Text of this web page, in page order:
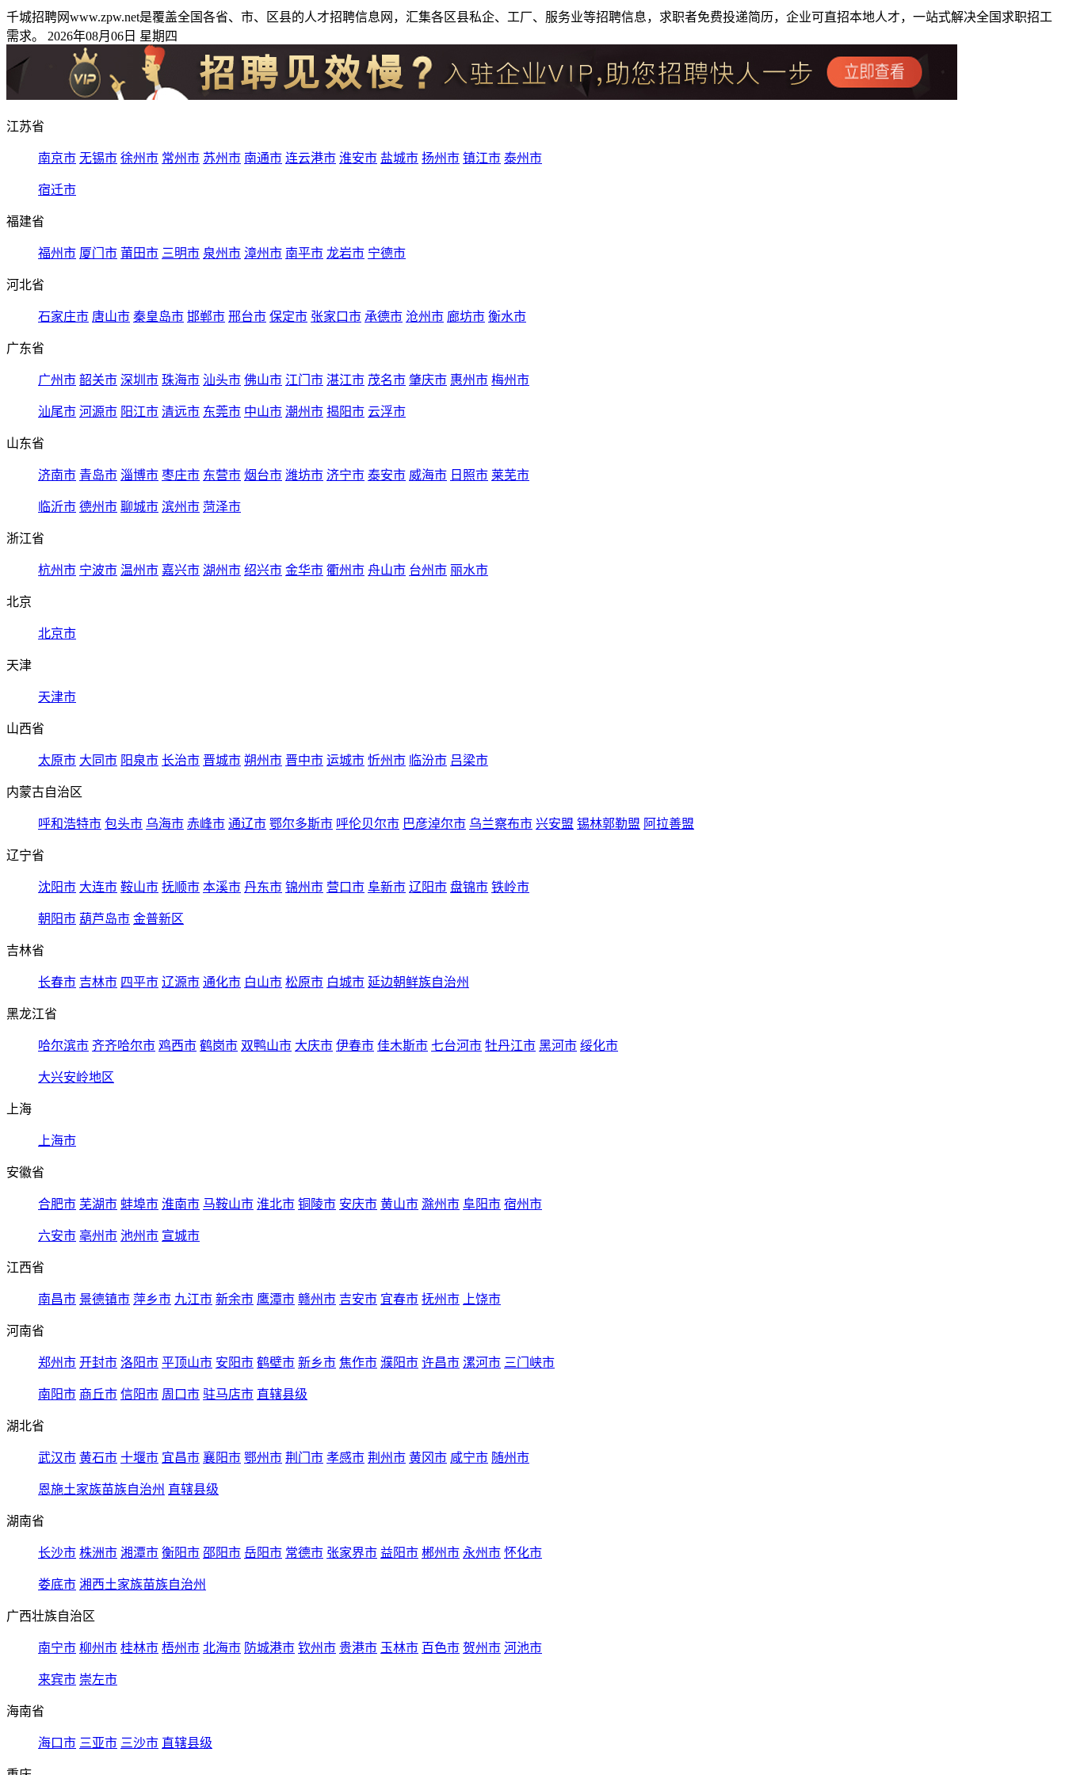
千城招聘网www.zpw.net是覆盖全国各省、市、区县的人才招聘信息网，汇集各区县私企、工厂、服务业等招聘信息，求职者免费投递简历，企业可直招本地人才，一站式解决全国求职招工
需求。 2026年08月06日 星期四
江苏省
南京市 无锡市 徐州市 常州市 苏州市 南通市 连云港市 淮安市 盐城市 扬州市 镇江市 泰州市
宿迁市
福建省
福州市 厦门市 莆田市 三明市 泉州市 漳州市 南平市 龙岩市 宁德市
河北省
石家庄市 唐山市 秦皇岛市 邯郸市 邢台市 保定市 张家口市 承德市 沧州市 廊坊市 衡水市
广东省
广州市 韶关市 深圳市 珠海市 汕头市 佛山市 江门市 湛江市 茂名市 肇庆市 惠州市 梅州市
汕尾市 河源市 阳江市 清远市 东莞市 中山市 潮州市 揭阳市 云浮市
山东省
济南市 青岛市 淄博市 枣庄市 东营市 烟台市 潍坊市 济宁市 泰安市 威海市 日照市 莱芜市
临沂市 德州市 聊城市 滨州市 菏泽市
浙江省
杭州市 宁波市 温州市 嘉兴市 湖州市 绍兴市 金华市 衢州市 舟山市 台州市 丽水市
北京
北京市
天津
天津市
山西省
太原市 大同市 阳泉市 长治市 晋城市 朔州市 晋中市 运城市 忻州市 临汾市 吕梁市
内蒙古自治区
呼和浩特市 包头市 乌海市 赤峰市 通辽市 鄂尔多斯市 呼伦贝尔市 巴彦淖尔市 乌兰察布市 兴安盟 锡林郭勒盟 阿拉善盟
辽宁省
沈阳市 大连市 鞍山市 抚顺市 本溪市 丹东市 锦州市 营口市 阜新市 辽阳市 盘锦市 铁岭市
朝阳市 葫芦岛市 金普新区
吉林省
长春市 吉林市 四平市 辽源市 通化市 白山市 松原市 白城市 延边朝鲜族自治州
黑龙江省
哈尔滨市 齐齐哈尔市 鸡西市 鹤岗市 双鸭山市 大庆市 伊春市 佳木斯市 七台河市 牡丹江市 黑河市 绥化市
大兴安岭地区
上海
上海市
安徽省
合肥市 芜湖市 蚌埠市 淮南市 马鞍山市 淮北市 铜陵市 安庆市 黄山市 滁州市 阜阳市 宿州市
六安市 亳州市 池州市 宣城市
江西省
南昌市 景德镇市 萍乡市 九江市 新余市 鹰潭市 赣州市 吉安市 宜春市 抚州市 上饶市
河南省
郑州市 开封市 洛阳市 平顶山市 安阳市 鹤壁市 新乡市 焦作市 濮阳市 许昌市 漯河市 三门峡市
南阳市 商丘市 信阳市 周口市 驻马店市 直辖县级
湖北省
武汉市 黄石市 十堰市 宜昌市 襄阳市 鄂州市 荆门市 孝感市 荆州市 黄冈市 咸宁市 随州市
恩施土家族苗族自治州 直辖县级
湖南省
长沙市 株洲市 湘潭市 衡阳市 邵阳市 岳阳市 常德市 张家界市 益阳市 郴州市 永州市 怀化市
娄底市 湘西土家族苗族自治州
广西壮族自治区
南宁市 柳州市 桂林市 梧州市 北海市 防城港市 钦州市 贵港市 玉林市 百色市 贺州市 河池市
来宾市 崇左市
海南省
海口市 三亚市 三沙市 直辖县级